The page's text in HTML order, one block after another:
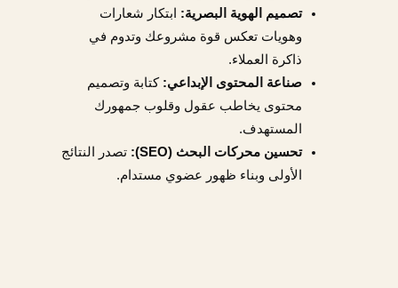
تصميم الهوية البصرية: ابتكار شعارات
وهويات تعكس قوة مشروعك وتدوم في
ذاكرة العملاء.
صناعة المحتوى الإبداعي: كتابة وتصميم
محتوى يخاطب عقول وقلوب جمهورك
المستهدف.
تحسين محركات البحث (SEO):
تصدر النتائج
الأولى وبناء ظهور عضوي مستدام.